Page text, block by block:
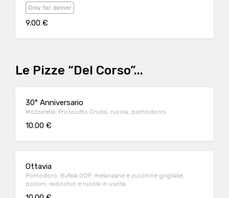
Only for dinner
9.00 €
Le Pizze “Del Corso”...
30° Anniversario
Mozzarella, Prosciutto Crudo, rucola, pomodorini
10.00 €
Ottavia
Pomodoro, Bufala DOP, melanzane e zucchine grigliate,
porcini, radicchio e rucola in uscita